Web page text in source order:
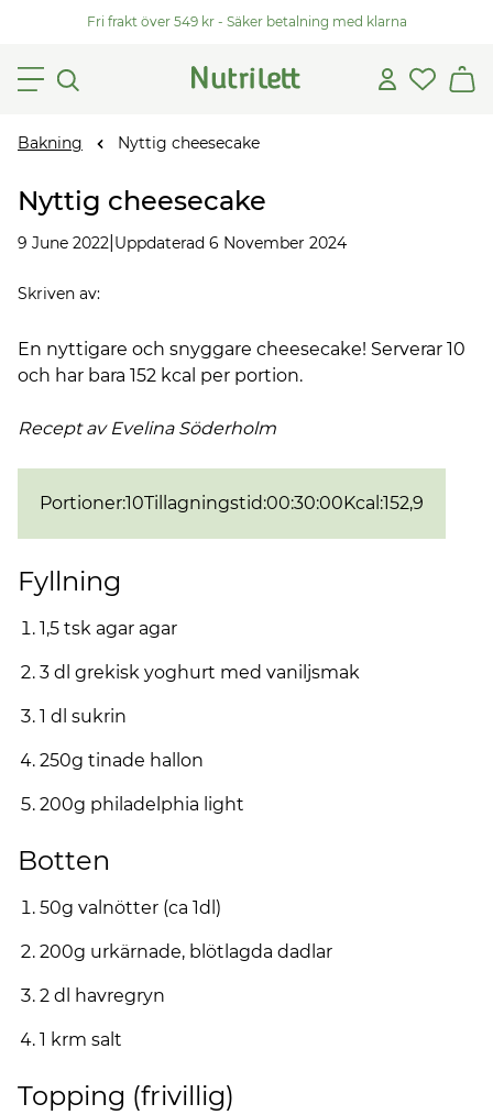
Fri frakt över 549 kr - Säker betalning med klarna
Bakning Nyttig cheesecake
Nyttig cheesecake
9 June 2022 Uppdaterad 6 November 2024
Skriven av:
En nyttigare och snyggare cheesecake! Serverar 10
och har bara 152 kcal per portion.
Recept av Evelina Söderholm
Portioner:10Tillagningstid:00:30:00Kcal :152,9
Fyllning
1,5 tsk agar agar
3 dl grekisk yoghurt med vaniljsmak
1 dl sukrin
250g tinade hallon
200g philadelphia light
Botten
50g valnötter (ca 1dl)
200g urkärnade, blötlagda dadlar
2 dl havregryn
1 krm salt
Topping (frivillig)